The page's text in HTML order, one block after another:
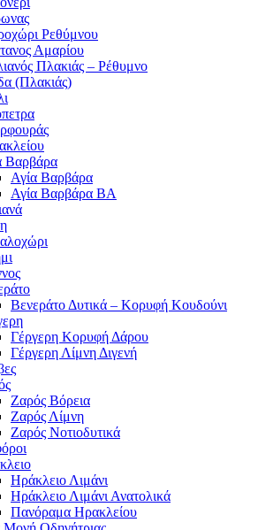
Ρεθύμνου
Αμαρίου
Πλακιάς – Ρέθυμνο
(Πλακιάς)
Βαρβάρα
Αγία Βαρβάρα
Αγία Βαρβάρα ΒΑ
Βενεράτο Δυτικά – Κορυφή Κουδούνι
Γέργερη Κορυφή Δάρου
Γέργερη Λίμνη Διγενή
Ζαρός Βόρεια
Ζαρός Λίμνη
Ζαρός Νοτιοδυτικά
Ηράκλειο Λιμάνι
Ηράκλειο Λιμάνι Ανατολικά
Πανόραμα Ηρακλείου